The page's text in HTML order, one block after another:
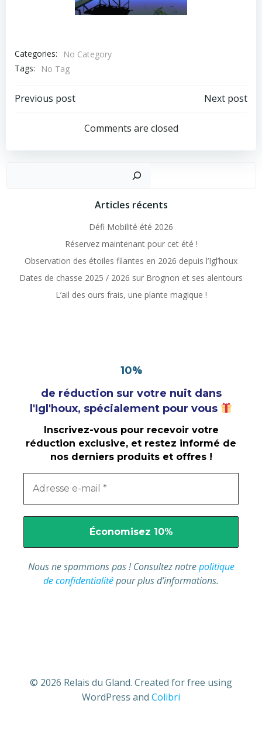
Categories:
No Category
Tags:
No Tag
Post
navigation
Previous post
navigation
Next post
Comments are closed
Rechercher
Articles récents
Défi Mobilité été 2026
Réservez maintenant pour cet été !
Observation des étoiles filantes en 2026 depuis l’Igl’houx
Dates de chasse 2025 / 2026 sur Brognon et ses alentours
L’ail des ours frais, une plante magique !
10%
de réduction sur votre nuit dans
l'Igl'houx, spécialement pour vous
Inscrivez-vous pour recevoir votre
réduction exclusive, et restez informé de
nos derniers produits et offres !
Nous ne spammons pas ! Consultez notrepolitique
de confidentialitépour plus d’informations.
© 2026 Relais du Gland. Created for free using
WordPress and Colibri